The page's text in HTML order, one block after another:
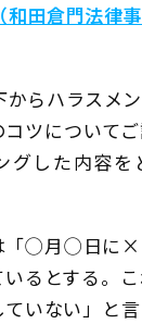
和田倉門法律
からハラスメ
ツについて
グした内容を
「◯月◯日に
るとする。
ていない」と